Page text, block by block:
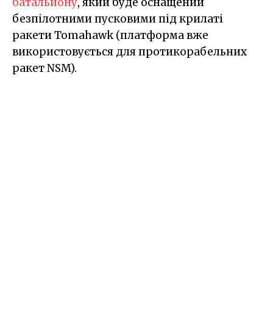
безпілотними пусковими під крилаті
ракети Tomahawk (платформа вже
використовується для протикорабельних
ракет NSM).